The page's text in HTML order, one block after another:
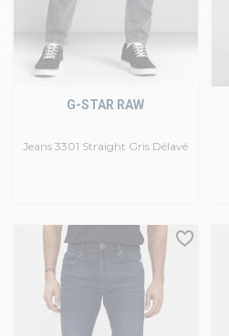
Jeans 3301 Straight Gris Délavé
G-STAR RAW